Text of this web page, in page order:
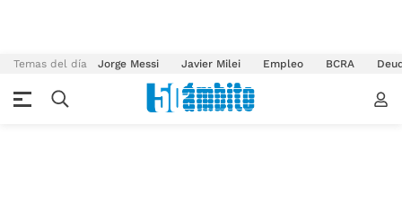
Temas del día Jorge Messi Javier Milei Empleo BCRA